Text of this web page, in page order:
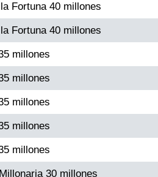
Fortuna 40 millones
Fortuna 40 millones
millones
millones
millones
millones
millones
30 millones